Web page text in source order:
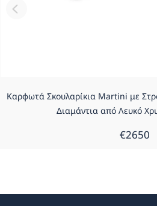
Καρφωτά Σκουλαρίκια Martini με
Διαμάντια από Λευκό
€2650